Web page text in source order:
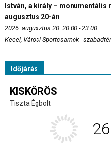
István, a király –
augusztus 20-án
2026. augusztus 20. 20:00 - 23:00
Kecel, Városi Sportcsarnok -
Időjárás
KISKŐRÖS
Tiszta Égbolt